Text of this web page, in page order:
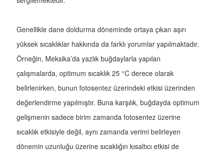
Genellikle dane doldurma döneminde ortaya çıkan aşırı
yüksek sıcaklıklar hakkında da farklı yorumlar yapılmaktadır.
Örneğin, Meksika’da yazlık buğdaylarla yapılan
çalışmalarda, optimum sıcaklık 25 °C derece olarak
belirlenirken, bunun fotosentez üzerindeki etkisi üzerinden
değerlendirme yapılmıştır. Buna karşılık, buğdayda optimum
gelişmenin sadece birim zamanda fotosentez üzerine
sıcaklık etkisiyle değil, aynı zamanda verimi belirleyen
dönemin uzunluğu üzerine sıcaklığın kısaltıcı etkisi de